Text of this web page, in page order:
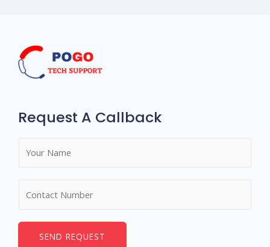
Request A Callback
*
SEND REQUEST